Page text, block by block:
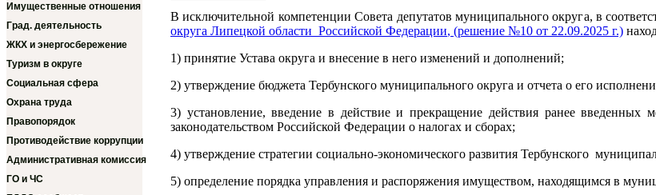
Имущественные отношения
Град. деятельность
ЖКХ и энергосбережение
Туризм в округе
Социальная сфера
Охрана труда
Правопорядок
Противодействие коррупции
Административная комиссия
ГО и ЧС
В исключительной компетенции Совета депутатов муниципального округа, в
округа Липецкой области Российской Федерации, (решение №10 от 22.09.2025 г.)
1) принятие Устава округа и внесение в него изменений и дополнений;
2) утверждение бюджета Тербунского муниципального округа и отчета о его
3) установление, введение в действие и прекращение действия ранее введенных
законодательством Российской Федерации о налогах и сборах;
4) утверждение стратегии социально-экономического развития Тербунского
5) определение порядка управления и распоряжения имуществом, находящимся в